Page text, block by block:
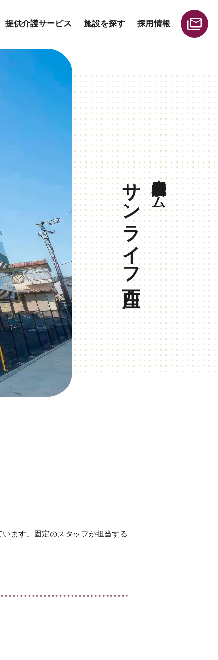
提供介護サービス
その他サービス
居宅介護支援事業所
施設を探す 採用情報
給与と退職金一覧
地域密着型特別養護老人ホーム
サンライフ西庄
ます。固定のスタッフが担当する